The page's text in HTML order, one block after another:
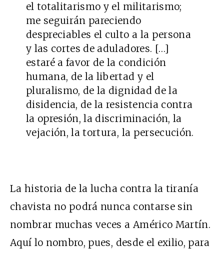
el totalitarismo y el militarismo;
me seguirán pareciendo
despreciables el culto a la persona
y las cortes de aduladores. […]
estaré a favor de la condición
humana, de la libertad y el
pluralismo, de la dignidad de la
disidencia, de la resistencia contra
la opresión, la discriminación, la
vejación, la tortura, la persecución.
La historia de la lucha contra la tiranía
chavista no podrá nunca contarse sin
nombrar muchas veces a Américo Martín.
Aquí lo nombro, pues, desde el exilio, para